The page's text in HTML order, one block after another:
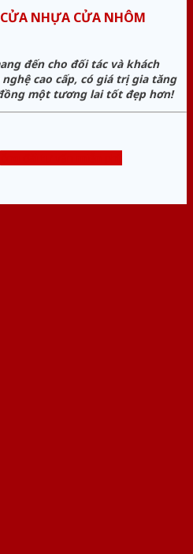
NHỰA CỬA NHÔM
đến cho đối tác và khách
cao cấp, có giá trị gia tăng
một tương lai tốt đẹp hơn!
đài tư vấn miễn phí: